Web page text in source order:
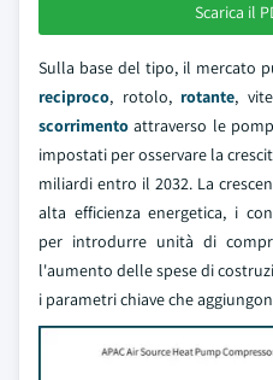
Scarica il
Sulla base del tipo, il mercato
reciproco, rotolo, rotante,
scorrimento attraverso le
impostati per osservare la
miliardi entro il 2032. La
alta efficienza energetica, i
per introdurre unità di
l'aumento delle spese di
i parametri chiave che